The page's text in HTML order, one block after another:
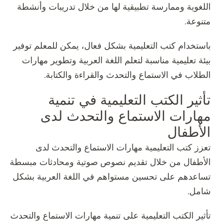
اللغوية وممارسة تطبيقية لها من خلال تدريبات وأنشطة
متنوعة.
باستخدام كتب التعليمية بشكل فعال، يمكن للمعلم توفير
بيئة تعليمية مناسبة لتعلم اللغة العربية وتطوير مهارات
الطلاب في الاستماع والتحدث والقراءة والكتابة.
تأثير الكتب التعليمية في تنمية
مهارات الاستماع والتحدث لدى
الأطفال
تعزز كتب التعليمية مهارات الاستماع والتحدث لدى
الأطفال من خلال تقديم نصوص صوتية ومحادثات مبسطة
تساعدهم على تحسين مستواهم في اللغة العربية بشكل
شامل.
تأثير الكتب التعليمية على تنمية مهارات الاستماع والتحدث